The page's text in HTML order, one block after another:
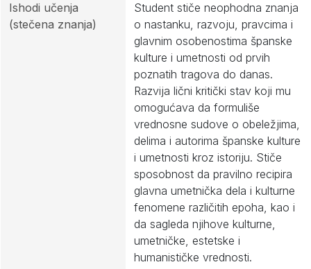
Ishodi učenja
(stečena znanja)
Student stiče neophodna znanja
o nastanku, razvoju, pravcima i
glavnim osobenostima španske
kulture i umetnosti od prvih
poznatih tragova do danas.
Razvija lični kritički stav koji mu
omogućava da formuliše
vrednosne sudove o obeležjima,
delima i autorima španske kulture
i umetnosti kroz istoriju. Stiče
sposobnost da pravilno recipira
glavna umetnička dela i kulturne
fenomene različitih epoha, kao i
da sagleda njihove kulturne,
umetničke, estetske i
humanističke vrednosti.